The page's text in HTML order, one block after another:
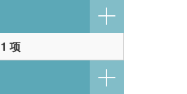
1 项